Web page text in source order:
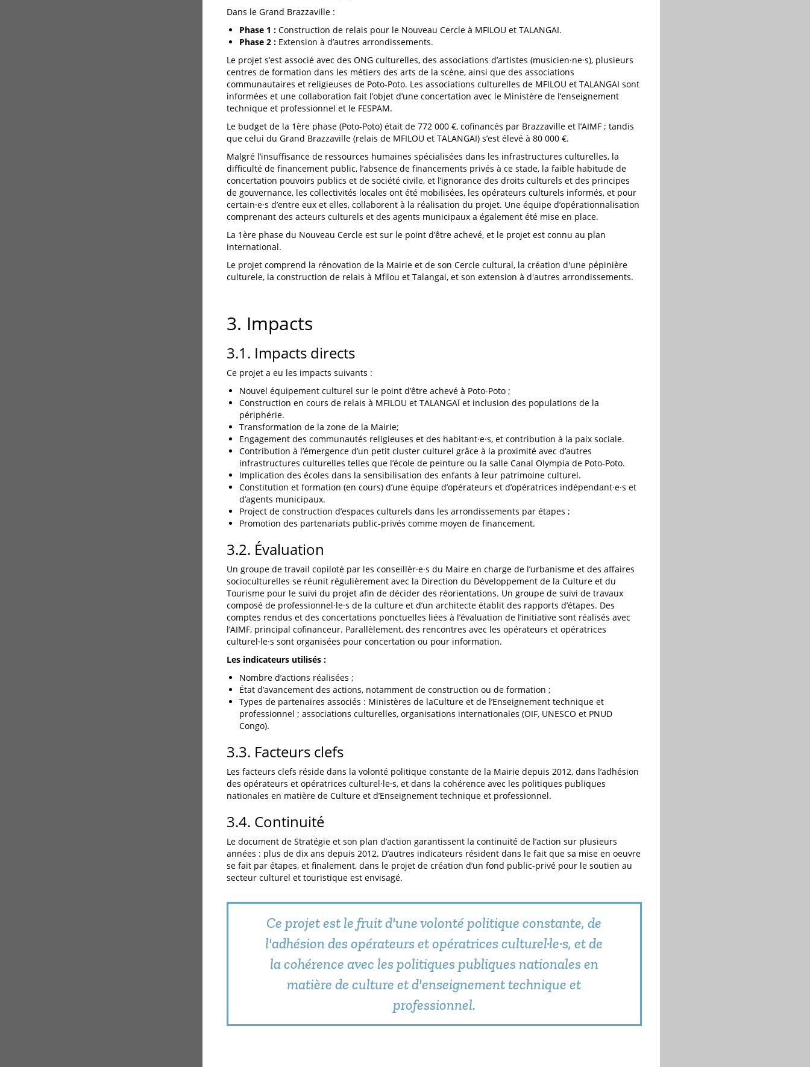
Dans le Grand Brazzaville :
Phase 1 : Construction de relais pour le Nouveau Cercle à MFILOU et TALANGAI.
Phase 2 : Extension à d’autres arrondissements.
Le projet s’est associé avec des ONG culturelles, des associations d’artistes (musicien·ne·s), plusieurs
centres de formation dans les métiers des arts de la scène, ainsi que des associations
communautaires et religieuses de Poto-Poto. Les associations culturelles de MFILOU et TALANGAI sont
informées et une collaboration fait l’objet d’une concertation avec le Ministère de l’enseignement
technique et professionnel et le FESPAM.
Le budget de la 1ère phase (Poto-Poto) était de 772 000 €, cofinancés par Brazzaville et l’AIMF ; tandis
que celui du Grand Brazzaville (relais de MFILOU et TALANGAI) s’est élevé à 80 000 €.
Malgré l’insuffisance de ressources humaines spécialisées dans les infrastructures culturelles, la
difficulté de financement public, l’absence de financements privés à ce stade, la faible habitude de
concertation pouvoirs publics et de société civile, et l’ignorance des droits culturels et des principes
de gouvernance, les collectivités locales ont été mobilisées, les opérateurs culturels informés, et pour
certain·e·s d’entre eux et elles, collaborent à la réalisation du projet. Une équipe d’opérationnalisation
comprenant des acteurs culturels et des agents municipaux a également été mise en place.
La 1ère phase du Nouveau Cercle est sur le point d’être achevé, et le projet est connu au plan
international.
Le projet comprend la rénovation de la Mairie et de son Cercle cultural, la création d'une pépinière
culturele, la construction de relais à Mfilou et Talangai, et son extension à d'autres arrondissements.
3. Impacts
3.1. Impacts directs
Ce projet a eu les impacts suivants :
Nouvel équipement culturel sur le point d’être achevé à Poto-Poto ;
Construction en cours de relais à MFILOU et TALANGAÏ et inclusion des populations de la
périphérie.
Transformation de la zone de la Mairie;
Engagement des communautés religieuses et des habitant·e·s, et contribution à la paix sociale.
Contribution à l’émergence d’un petit cluster culturel grâce à la proximité avec d’autres
infrastructures culturelles telles que l’école de peinture ou la salle Canal Olympia de Poto-Poto.
Implication des écoles dans la sensibilisation des enfants à leur patrimoine culturel.
Constitution et formation (en cours) d’une équipe d’opérateurs et d’opératrices indépendant·e·s et
d’agents municipaux.
Project de construction d’espaces culturels dans les arrondissements par étapes ;
Promotion des partenariats public-privés comme moyen de financement.
3.2. Évaluation
Un groupe de travail copiloté par les conseillèr·e·s du Maire en charge de l’urbanisme et des affaires
socioculturelles se réunit régulièrement avec la Direction du Développement de la Culture et du
Tourisme pour le suivi du projet afin de décider des réorientations. Un groupe de suivi de travaux
composé de professionnel·le·s de la culture et d’un architecte établit des rapports d’étapes. Des
comptes rendus et des concertations ponctuelles liées à l’évaluation de l’initiative sont réalisés avec
l’AIMF, principal cofinanceur. Parallèlement, des rencontres avec les opérateurs et opératrices
culturel·le·s sont organisées pour concertation ou pour information.
Les indicateurs utilisés :
Nombre d’actions réalisées ;
État d’avancement des actions, notamment de construction ou de formation ;
Types de partenaires associés : Ministères de laCulture et de l’Enseignement technique et
professionnel ; associations culturelles, organisations internationales (OIF, UNESCO et PNUD
Congo).
3.3. Facteurs clefs
Les facteurs clefs réside dans la volonté politique constante de la Mairie depuis 2012, dans l’adhésion
des opérateurs et opératrices culturel·le·s, et dans la cohérence avec les politiques publiques
nationales en matière de Culture et d’Enseignement technique et professionnel.
3.4. Continuité
Le document de Stratégie et son plan d’action garantissent la continuité de l’action sur plusieurs
années : plus de dix ans depuis 2012. D’autres indicateurs résident dans le fait que sa mise en oeuvre
se fait par étapes, et finalement, dans le projet de création d’un fond public-privé pour le soutien au
secteur culturel et touristique est envisagé.
Ce projet est le fruit d'une volonté politique constante, de
l'adhésion des opérateurs et opératrices culturel·le·s, et de
la cohérence avec les politiques publiques nationales en
matière de culture et d'enseignement technique et
professionnel.